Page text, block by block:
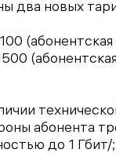
два новых
абонента
до 1 Гбит/;